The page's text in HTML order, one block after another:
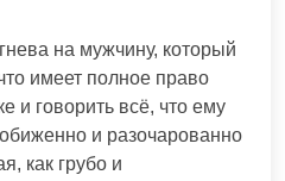
на мужчину, который
имеет полное право
и говорить всё, что ему
и разочарованно
как грубо и